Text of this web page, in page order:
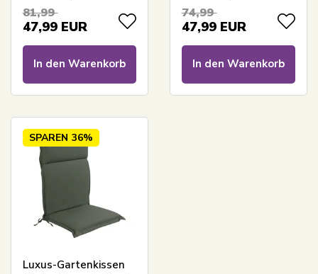
Komfort – Nordstrand
81,99
47,99 EUR
In den Warenkorb
Komfort – Nordstrand
74,99
47,99 EUR
In den Warenkorb
SPAREN 36%
Luxus-Gartenkissen